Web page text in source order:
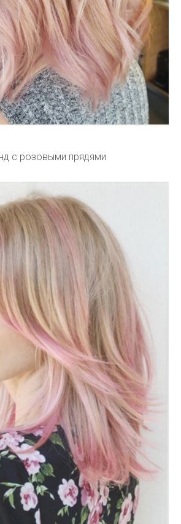
с розовыми прядями